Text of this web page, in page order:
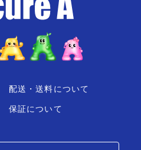
配送・送料について
保証について